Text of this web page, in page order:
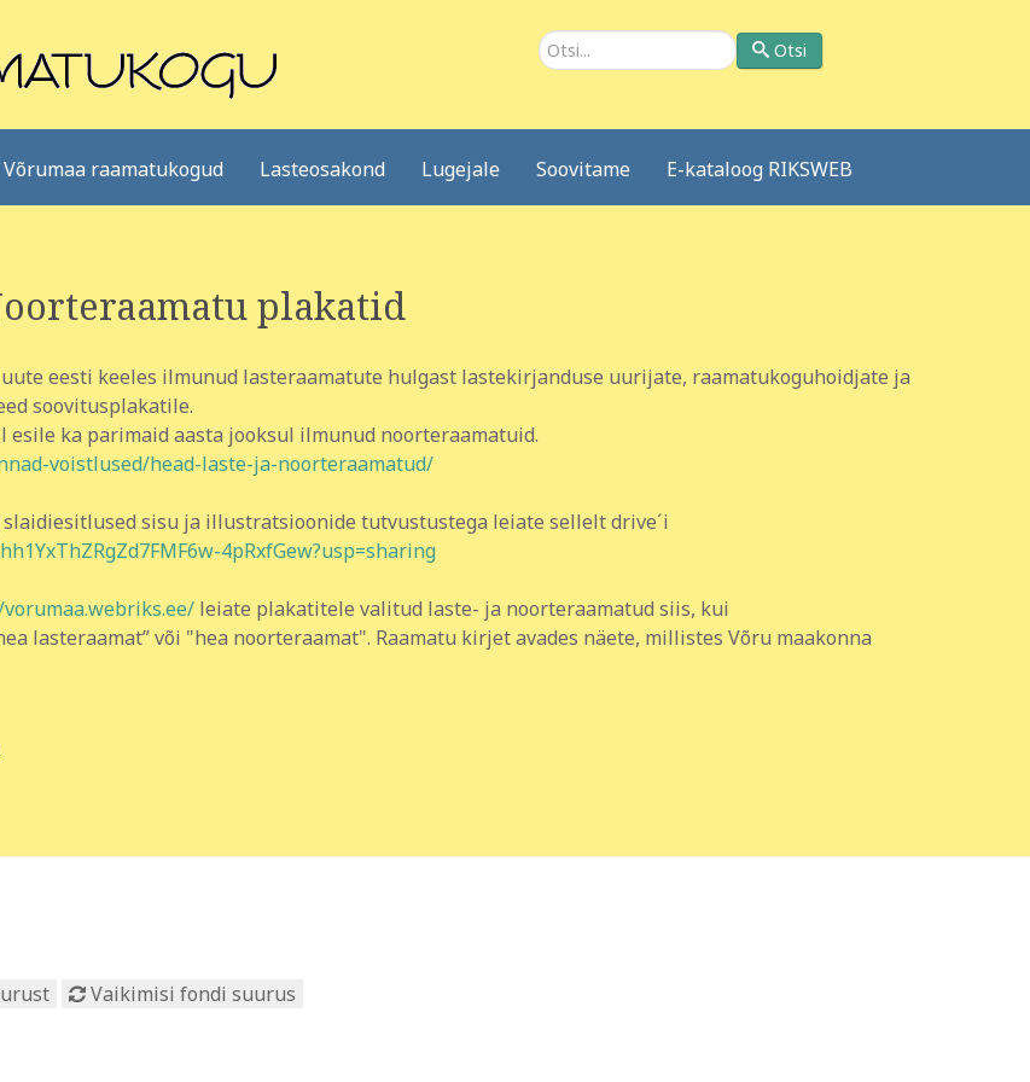
Otsi Otsi
Võrumaa raamatukogud Lasteosakond Lugejale Soovitame E-kataloog RIKSWEB
plakatid
eesti keeles ilmunud lasteraamatute hulgast lastekirjanduse uurijate, raamatukoguhoidjate ja
soovitusplakatile.
ka parimaid aasta jooksul ilmunud noorteraamatuid.
voistlused/head-laste-ja-noorteraamatud/
sisu ja illustratsioonide tutvustustega leiate sellelt drive´i
4pRxfGew?usp=sharing
leiate plakatitele valitud laste- ja noorteraamatud siis, kui
lasteraamat” või "hea noorteraamat". Raamatu kirjet avades näete, millistes Võru maakonna
Vaikimisi fondi suurus